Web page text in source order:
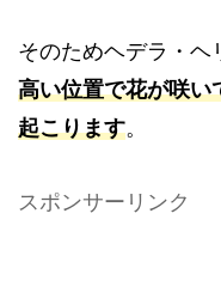
そのためヘデラ・ヘ
高い位置で花が咲い
起こります。
スポンサーリンク